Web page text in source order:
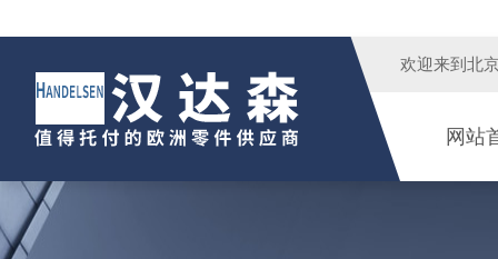
欢迎来到 北
网站